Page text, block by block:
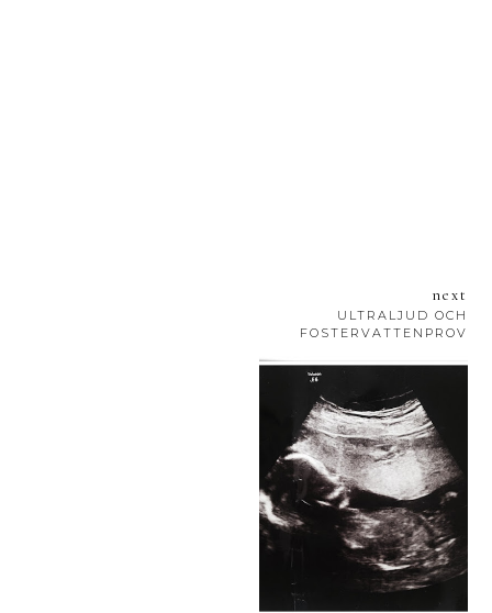
next
ULTRALJUD OCH
FOSTERVATTENPROV